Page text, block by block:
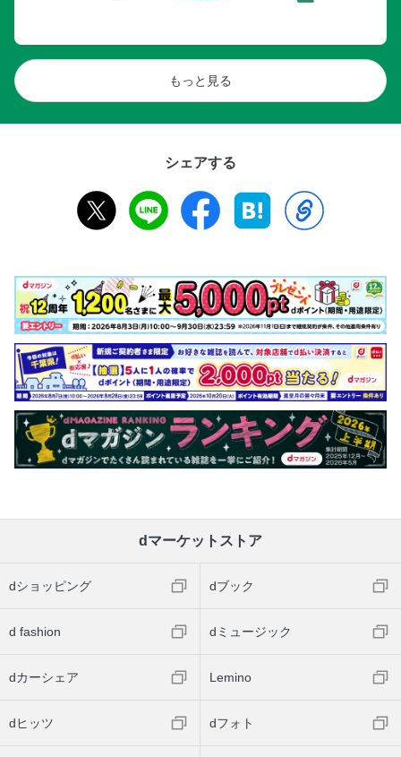
もっと見る
シェアする
dマーケットストア
dショッピング dブック
d fashion dミュージック
dカーシェア Lemino
dヒッツ dフォト